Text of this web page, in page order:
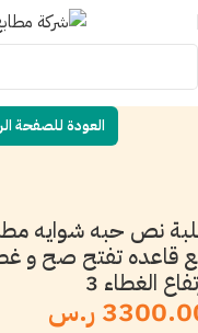
العودة للصفحة
نص حبه شوايه
الغطاء 3
ر.س